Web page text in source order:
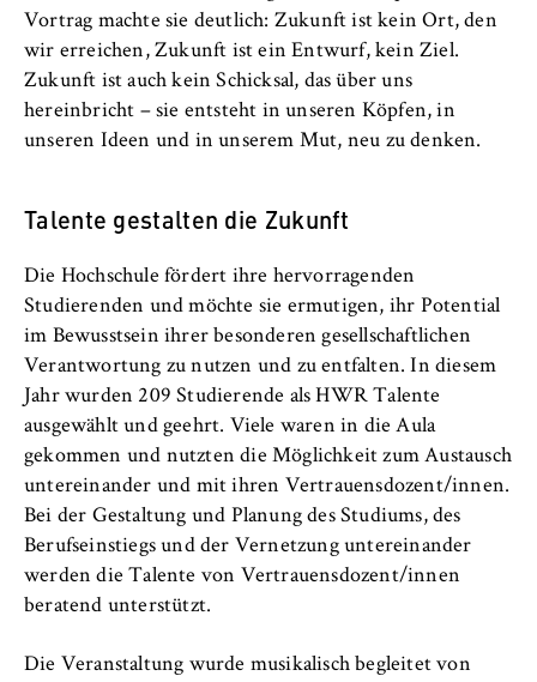
Vortrag machte sie deutlich: Zukunft ist kein Ort, den
wir erreichen, Zukunft ist ein Entwurf, kein Ziel.
Zukunft ist auch kein Schicksal, das über uns
hereinbricht – sie entsteht in unseren Köpfen, in
unseren Ideen und in unserem Mut, neu zu denken.
Talente gestalten die Zukunft
Die Hochschule fördert ihre hervorragenden
Studierenden und möchte sie ermutigen, ihr Potential
im Bewusstsein ihrer besonderen gesellschaftlichen
Verantwortung zu nutzen und zu entfalten. In diesem
Jahr wurden 209 Studierende als HWR Talente
ausgewählt und geehrt. Viele waren in die Aula
gekommen und nutzten die Möglichkeit zum Austausch
untereinander und mit ihren Vertrauensdozent/innen.
Bei der Gestaltung und Planung des Studiums, des
Berufseinstiegs und der Vernetzung untereinander
werden die Talente von Vertrauensdozent/innen
beratend unterstützt.
Die Veranstaltung wurde musikalisch begleitet von
VISITOR_INFO1_LIVE, YSC, yt-remote-
connected-devices
Anbieter:
Google Ireland Limited
eingebetteten YouTube-Videos, wobei Daten
an Google übertragen und Cookies gesetzt
werden.
Cookie Laufzeit:
bis zu 2 Jahre
STATISTIK
Matomo
Name:
_pk_id, _pk_ses, _pk_ref
Matomo